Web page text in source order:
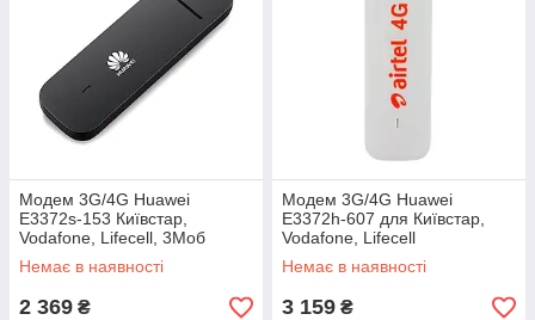
Модем 3G/4G Huawei
E3372s-153 Київстар,
Vodafone, Lifecell, 3Моб
Немає в наявності
2 369 ₴
Модем 3G/4G Huawei
E3372h-607 для Київстар,
Vodafone, Lifecell
Немає в наявності
3 159 ₴